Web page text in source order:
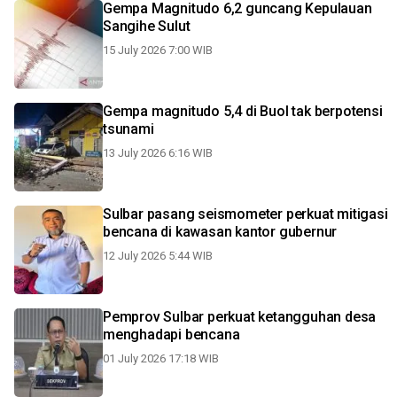
Gempa Magnitudo 6,2 guncang Kepulauan
Sangihe Sulut
15 July 2026 7:00 WIB
Gempa magnitudo 5,4 di Buol tak berpotensi
tsunami
13 July 2026 6:16 WIB
Sulbar pasang seismometer perkuat mitigasi
bencana di kawasan kantor gubernur
12 July 2026 5:44 WIB
Pemprov Sulbar perkuat ketangguhan desa
menghadapi bencana
01 July 2026 17:18 WIB